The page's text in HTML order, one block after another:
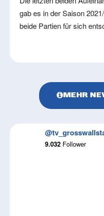
gab es in der Saison
beide Partien für sich
MEHR
9.032 Follower